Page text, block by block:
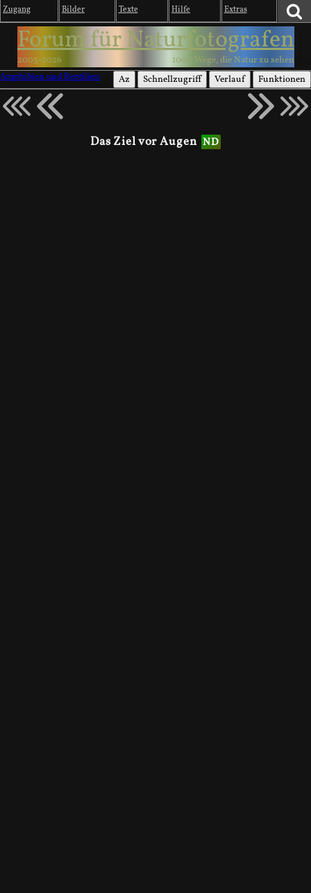
Zugang Bilder Texte Hilfe Extras
Forum für Naturfotografen
2003-2026
1000 Wege, die Natur zu sehen
Amphibien und Reptilien
Az Schnellzugriff Verlauf Funktionen
Das Ziel vor Augen